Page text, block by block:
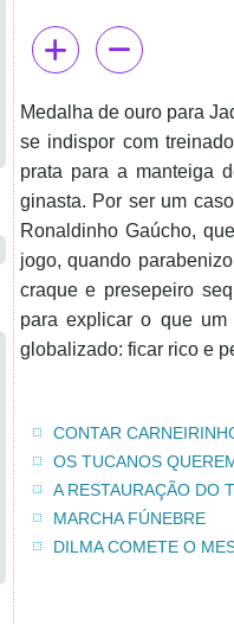
Medalha de ouro para
se indispor com
prata para a manteiga
ginasta. Por ser um
Ronaldinho Gaúcho,
jogo, quando
craque e presepeiro
para explicar o que
globalizado: ficar rico e
CONTAR
OS TUCANOS
A RESTAURAÇÃO DO
MARCHA FÚNEBRE
DILMA COMETE O